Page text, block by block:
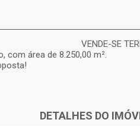
VENDE-SE
com área de 8.250,00 m².
DETALHES DO